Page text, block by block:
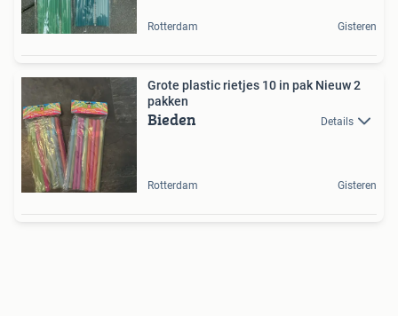
Rotterdam Gisteren
Grote plastic rietjes 10 in pak Nieuw 2
pakken
Bieden Details
Rotterdam Gisteren